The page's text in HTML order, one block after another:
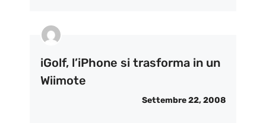
iGolf, l’iPhone si trasforma in un
Wiimote
Settembre 22, 2008